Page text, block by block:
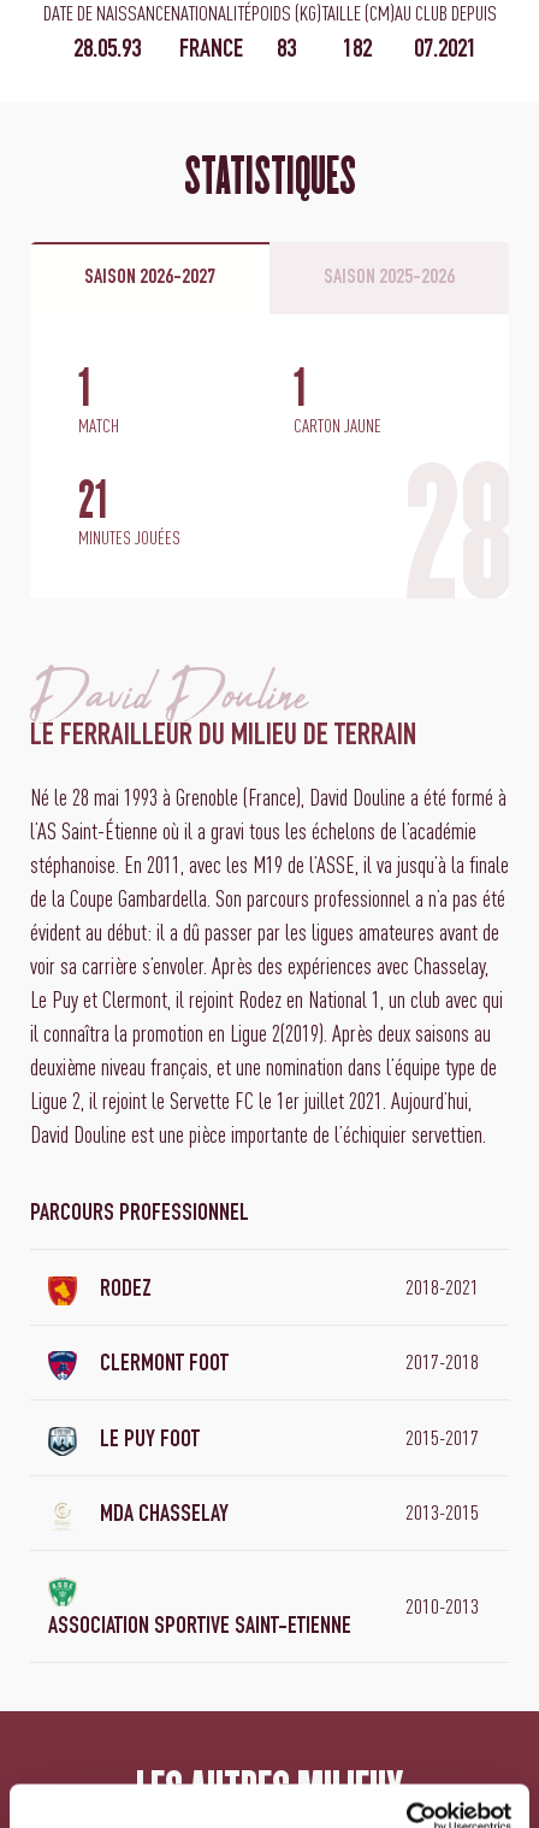
DATE DE NAISSANCE
28.05.93
NATIONALITÉ
FRANCE
POIDS (KG)
83
TAILLE (CM)
182
AU CLUB DEPUIS
07.2021
STATISTIQUES
SAISON 2026-2027 SAISON 2025-2026
1
MATCH
1
CARTON JAUNE
21
MINUTES JOUÉES
David Douline
LE FERRAILLEUR DU MILIEU DE TERRAIN
Né le 28 mai 1993 à Grenoble (France), David Douline a été formé à
l’AS Saint-Étienne où il a gravi tous les échelons de l’académie
stéphanoise. En 2011, avec les M19 de l’ASSE, il va jusqu’à la finale
de la Coupe Gambardella. Son parcours professionnel a n’a pas été
évident au début: il a dû passer par les ligues amateures avant de
voir sa carrière s’envoler. Après des expériences avec Chasselay,
Le Puy et Clermont, il rejoint Rodez en National 1, un club avec qui
il connaîtra la promotion en Ligue 2(2019). Après deux saisons au
deuxième niveau français, et une nomination dans l’équipe type de
Ligue 2, il rejoint le Servette FC le 1er juillet 2021. Aujourd’hui,
David Douline est une pièce importante de l’échiquier servettien.
PARCOURS PROFESSIONNEL
RODEZ 2018-2021
CLERMONT FOOT 2017-2018
LE PUY FOOT 2015-2017
MDA CHASSELAY 2013-2015
ASSOCIATION SPORTIVE SAINT-ETIENNE
2010-2013
LES AUTRES MILIEUX